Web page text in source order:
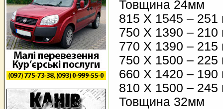
Товщина 24мм
815 Х 1545 – 251
750 Х 1390 – 210
770 Х 1390 – 215
750 Х 1500 – 225
660 Х 1420 – 190
810 Х 1500 – 245
Товщина 32мм